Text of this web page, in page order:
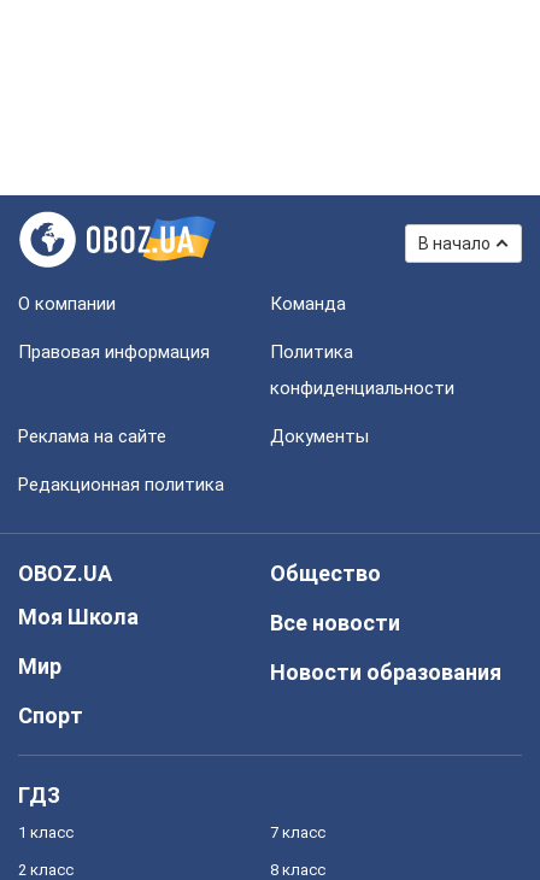
В начало
О компании Команда
Правовая информация
Политика
конфиденциальности
Реклама на сайте Документы
Редакционная политика
OBOZ.UA
Моя Школа
Мир
Спорт
Общество
Все новости
Новости образования
ГДЗ
1 класс
2 класс
7 класс
8 класс